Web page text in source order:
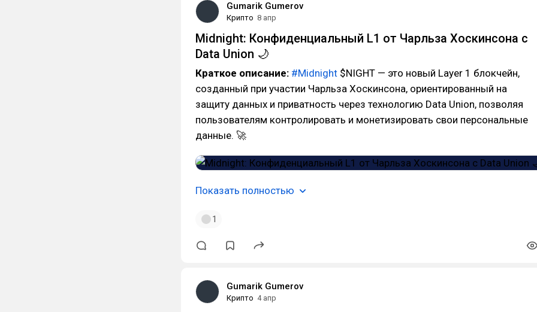
Gumarik Gumerov
Крипто 8 апр
Midnight: Конфиденциальный L1 от Чарльза Хоскинсона с
Data Union 🌙
Краткое описание: #Midnight $NIGHT — это новый Layer 1 блокчейн,
созданный при участии Чарльза Хоскинсона, ориентированный на
защиту данных и приватность через технологию Data Union, позволяя
пользователям контролировать и монетизировать свои персональные
данные. 🚀
Показать полностью
1
Gumarik Gumerov
Крипто 4 апр